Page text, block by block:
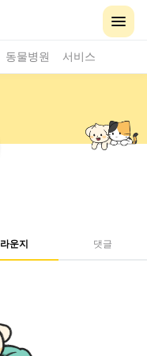
동물병원 서비스
라운지 댓글